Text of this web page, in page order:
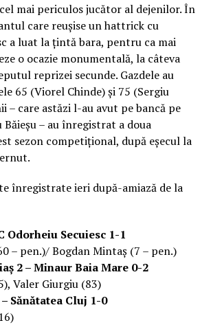
mai periculos jucător al dejenilor. În
care reușise un hattrick cu
a luat la țintă bara, pentru ca mai
o ocazie monumentală, la câteva
reprizei secunde. Gazdele au
65 (Viorel Chinde) și 75 (Sergiu
– care astăzi l-au avut pe bancă pe
Băieșu – au înregistrat a doua
sezon competițional, după eșecul la
înregistrate ieri după-amiază de la
Odorheiu Secuiesc 1-1
– pen.)/ Bogdan Mintaş (7 – pen.)
2 – Minaur Baia Mare 0-2
Valer Giurgiu (83)
Sănătatea Cluj 1-0